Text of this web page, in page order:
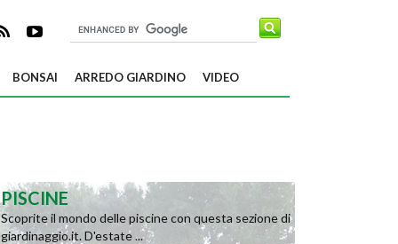
BONSAI ARREDO GIARDINO VIDEO
PISCINE
Scoprite il mondo delle piscine con questa sezione di
giardinaggio.it. D'estate ...